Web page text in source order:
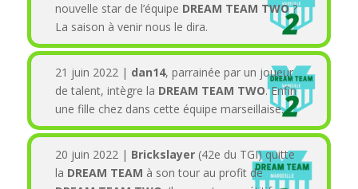
nouvelle star de l’équipe DREAM TEAM TWO?
La saison à venir nous le dira.
21 juin 2022 | dan14, parrainée par un joueur
de talent, intègre la DREAM TEAM TWO. Enfin
une fille chez dans cette équipe marseillaise.
20 juin 2022 | Brickslayer (42e du TGI) quitte
la DREAM TEAM à son tour au profit de